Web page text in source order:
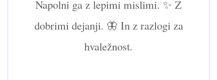
Napolni ga z lepimi mislimi. ✨ Z
dobrimi dejanji. 🦋 In z razlogi za
hvaležnost.